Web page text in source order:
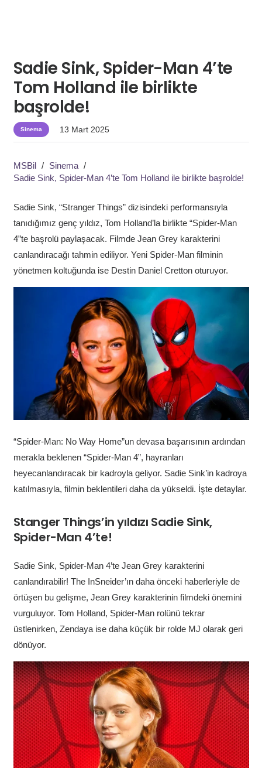
Sadie Sink, Spider-Man 4’te
Tom Holland ile birlikte
başrolde!
Sinema 13 Mart 2025
MSBil / Sinema /
Sadie Sink, Spider-Man 4’te Tom Holland ile birlikte başrolde!
Sadie Sink, “Stranger Things” dizisindeki performansıyla
tanıdığımız genç yıldız, Tom Holland’la birlikte “Spider-Man
4”te başrolü paylaşacak. Filmde Jean Grey karakterini
canlandıracağı tahmin ediliyor. Yeni Spider-Man filminin
yönetmen koltuğunda ise Destin Daniel Cretton oturuyor.
“Spider-Man: No Way Home”un devasa başarısının ardından
merakla beklenen “Spider-Man 4”, hayranları
heyecanlandıracak bir kadroyla geliyor. Sadie Sink’in kadroya
katılmasıyla, filmin beklentileri daha da yükseldi. İşte detaylar.
Stanger Things’in yıldızı Sadie Sink,
Spider-Man 4’te!
Sadie Sink, Spider-Man 4’te Jean Grey karakterini
canlandırabilir! The InSneider’ın daha önceki haberleriyle de
örtüşen bu gelişme, Jean Grey karakterinin filmdeki önemini
vurguluyor. Tom Holland, Spider-Man rolünü tekrar
üstlenirken, Zendaya ise daha küçük bir rolde MJ olarak geri
dönüyor.